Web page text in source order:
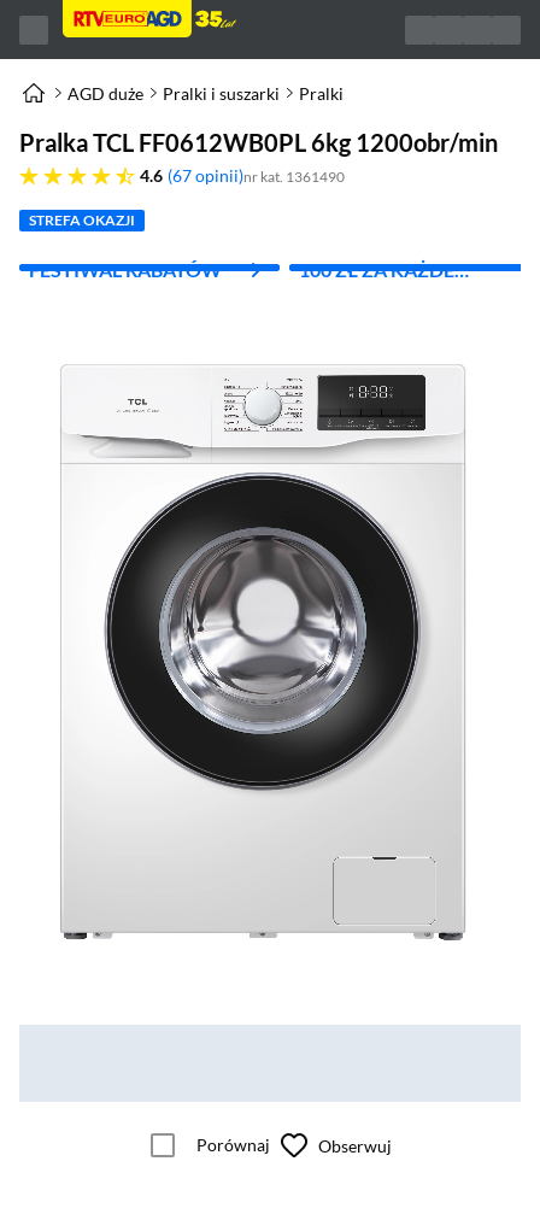
AGD duże Pralki i suszarki Pralki
Pralka TCL FF0612WB0PL 6kg 1200obr/min
4.6
4.6 gwiazdek 67 opinii nr kat. 1361490
STREFA OKAZJI
FESTIWAL RABATÓW
100 ZŁ ZA KAŻDE
Porównaj Obserwuj